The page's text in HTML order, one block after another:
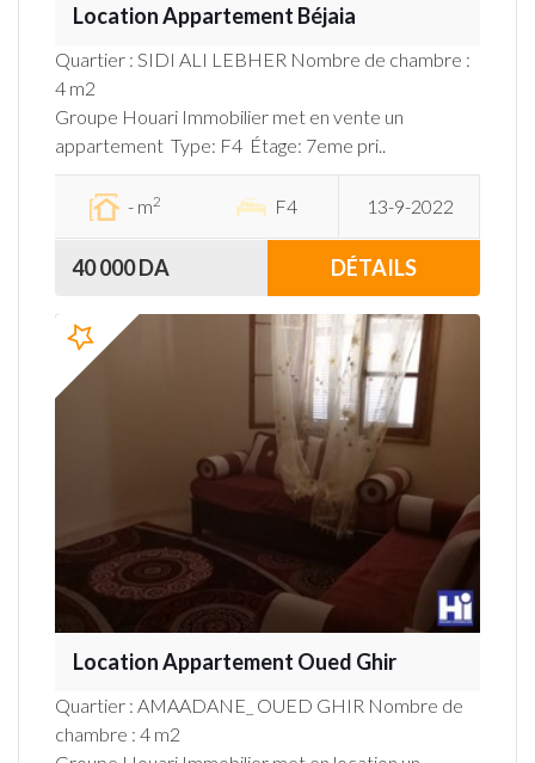
Location Appartement Béjaia
Quartier : SIDI ALI LEBHER Nombre de chambre :
4 m2
Groupe Houari Immobilier met en vente un
appartement Type: F4 Étage: 7eme pri..
- m2 F4 13-9-2022
40 000 DA DÉTAILS
Location Appartement Oued Ghir
Quartier : AMAADANE_ OUED GHIR Nombre de
chambre : 4 m2